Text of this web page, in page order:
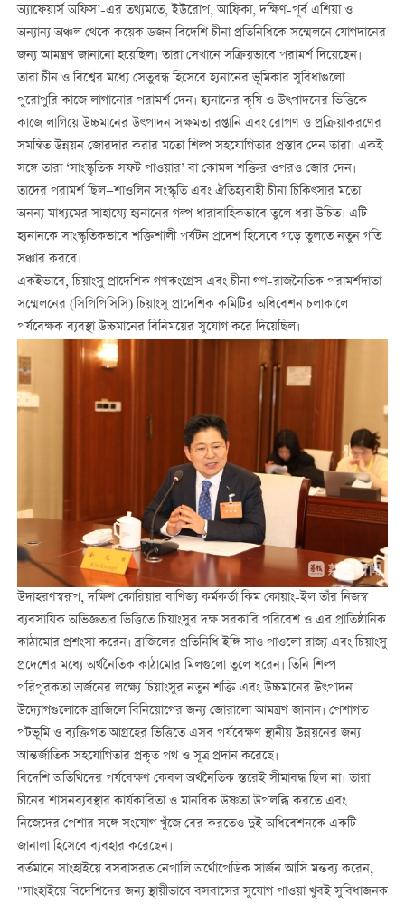
অ্যাফেয়ার্স অফিস’-এর তথ্যমতে, ইউরোপ, আফ্রিকা, দক্ষিণ-পূর্ব এশিয়া ও
অন্যান্য অঞ্চল থেকে কয়েক ডজন বিদেশি চীনা প্রতিনিধিকে সম্মেলনে যোগদানের
জন্য আমন্ত্রণ জানানো হয়েছিল। তারা সেখানে সক্রিয়ভাবে পরামর্শ দিয়েছেন।
তারা চীন ও বিশ্বের মধ্যে সেতুবন্ধ হিসেবে হ্যনানের ভূমিকার সুবিধাগুলো
পুরোপুরি কাজে লাগানোর পরামর্শ দেন। হ্যনানের কৃষি ও উৎপাদনের ভিত্তিকে
কাজে লাগিয়ে উচ্চমানের উৎপাদন সক্ষমতা রপ্তানি এবং রোপণ ও প্রক্রিয়াকরণের
সমন্বিত উন্নয়ন জোরদার করার মতো শিল্প সহযোগিতার প্রস্তাব দেন তারা। একই
সঙ্গে তারা ‘সাংস্কৃতিক সফট পাওয়ার’ বা কোমল শক্তির ওপরও জোর দেন।
তাদের পরামর্শ ছিল—শাওলিন সংস্কৃতি এবং ঐতিহ্যবাহী চীনা চিকিৎসার মতো
অনন্য মাধ্যমের সাহায্যে হ্যনানের গল্প ধারাবাহিকভাবে তুলে ধরা উচিত। এটি
হ্যনানকে সাংস্কৃতিকভাবে শক্তিশালী পর্যটন প্রদেশ হিসেবে গড়ে তুলতে নতুন গতি
সঞ্চার করবে।
একইভাবে, চিয়াংসু প্রাদেশিক গণকংগ্রেস এবং চীনা গণ-রাজনৈতিক পরামর্শদাতা
সম্মেলনের (সিপিপিসিসি) চিয়াংসু প্রাদেশিক কমিটির অধিবেশন চলাকালে
পর্যবেক্ষক ব্যবস্থা উচ্চমানের বিনিময়ের সুযোগ করে দিয়েছিল।
উদাহরণস্বরূপ, দক্ষিণ কোরিয়ার বাণিজ্য কর্মকর্তা কিম কোয়াং-ইল তাঁর নিজস্ব
ব্যবসায়িক অভিজ্ঞতার ভিত্তিতে চিয়াংসুর দক্ষ সরকারি পরিবেশ ও এর প্রাতিষ্ঠানিক
কাঠামোর প্রশংসা করেন। ব্রাজিলের প্রতিনিধি ইঙ্গি সাও পাওলো রাজ্য এবং চিয়াংসু
প্রদেশের মধ্যে অর্থনৈতিক কাঠামোর মিলগুলো তুলে ধরেন। তিনি শিল্প
পরিপূরকতা অর্জনের লক্ষ্যে চিয়াংসুর নতুন শক্তি এবং উচ্চমানের উৎপাদন
উদ্যোগগুলোকে ব্রাজিলে বিনিয়োগের জন্য জোরালো আমন্ত্রণ জানান। পেশাগত
পটভূমি ও ব্যক্তিগত আগ্রহের ভিত্তিতে এসব পর্যবেক্ষণ স্থানীয় উন্নয়নের জন্য
আন্তর্জাতিক সহযোগিতার প্রকৃত পথ ও সূত্র প্রদান করেছে।
বিদেশি অতিথিদের পর্যবেক্ষণ কেবল অর্থনৈতিক স্তরেই সীমাবদ্ধ ছিল না। তারা
চীনের শাসনব্যবস্থার কার্যকারিতা ও মানবিক উষ্ণতা উপলব্ধি করতে এবং
নিজেদের পেশার সঙ্গে সংযোগ খুঁজে বের করতেও দুই অধিবেশনকে একটি
জানালা হিসেবে ব্যবহার করেছেন।
বর্তমানে সাংহাইয়ে বসবাসরত নেপালি অর্থোপেডিক সার্জন আসি মন্তব্য করেন,
"সাংহাইয়ে বিদেশিদের জন্য স্থায়ীভাবে বসবাসের সুযোগ পাওয়া খুবই সুবিধাজনক